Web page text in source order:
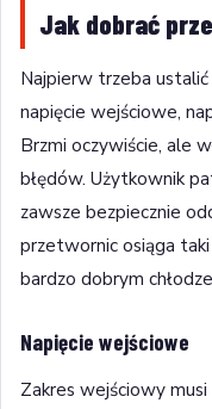
Jak dobrać
Najpierw trzeba
napięcie wejściowe,
Brzmi oczywiście, ale
błędów. Użytkownik
zawsze bezpiecznie
przetwornic osiąga
bardzo dobrym
Napięcie wejściowe
Zakres wejściowy